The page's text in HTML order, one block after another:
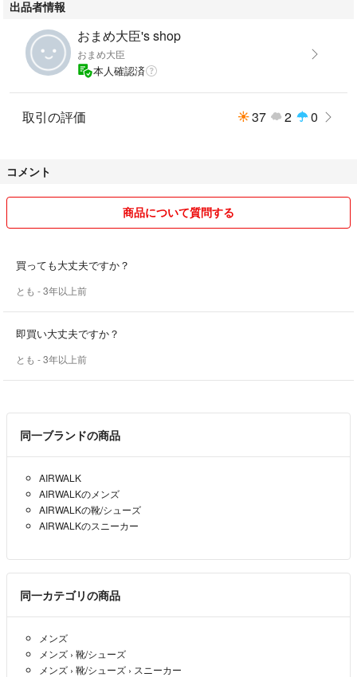
出品者情報
おまめ大臣's shop
おまめ大臣
本人確認済
取引の評価 37 2 0
コメント
商品について質問する
買っても大丈夫ですか？
とも - 3年以上前
即買い大丈夫ですか？
とも - 3年以上前
同一ブランドの商品
AIRWALK
AIRWALKのメンズ
AIRWALKの靴/シューズ
AIRWALKのスニーカー
同一カテゴリの商品
メンズ
メンズ › 靴/シューズ
メンズ › 靴/シューズ › スニーカー